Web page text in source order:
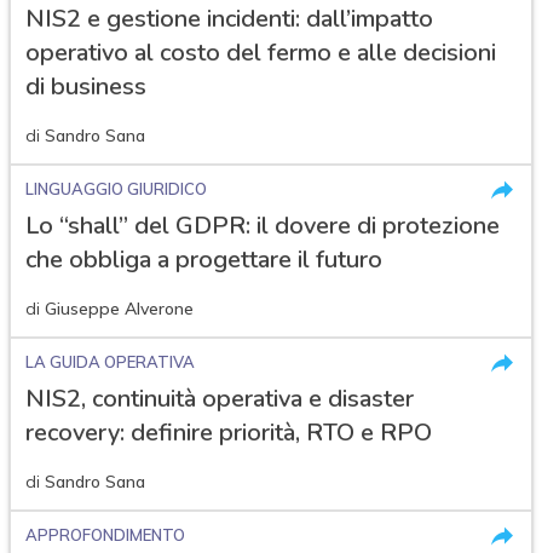
NIS2 e gestione incidenti: dall’impatto
operativo al costo del fermo e alle decisioni
di business
di Sandro Sana
LINGUAGGIO GIURIDICO
Lo “shall” del GDPR: il dovere di protezione
che obbliga a progettare il futuro
di Giuseppe Alverone
LA GUIDA OPERATIVA
NIS2, continuità operativa e disaster
recovery: definire priorità, RTO e RPO
di Sandro Sana
APPROFONDIMENTO